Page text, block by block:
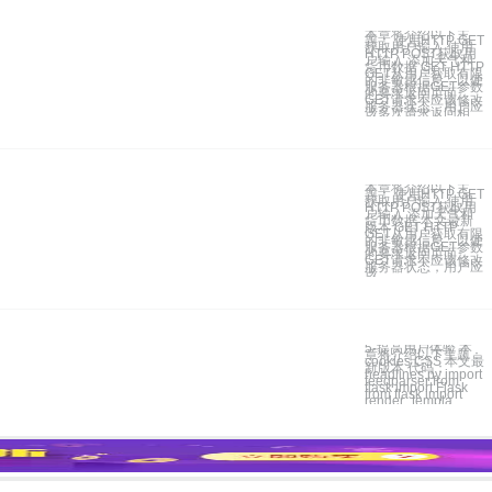
本章将介绍以下主
题： 使用HTTP GET
获取用户输入 使用
HTTP POST获取用
户输入 添加天气和
货币数据 GET HTTP
GET从用户获取有限
的非敏感信息，以便
服务器根据GET参数
的要求返回页面。
GET请求不应该修改
服务器状态，用户应
该多次请求返回相
本章将介绍以下主
题： 使用HTTP GET
获取用户输入 使用
HTTP POST获取用
户输入 添加天气和
货币数据 本文最新
版本 GET HTTP
GET从用户获取有限
的非敏感信息，以便
服务器根据GET参数
的要求返回页面。
GET请求不应该修改
服务器状态，用户应
该
5-提高用户体验 本
章将介绍以下主题：
cookies CSS 本文最
新版本 代码：
headlines.py import
feedparser from
flask import Flask
from flask import
render_templa